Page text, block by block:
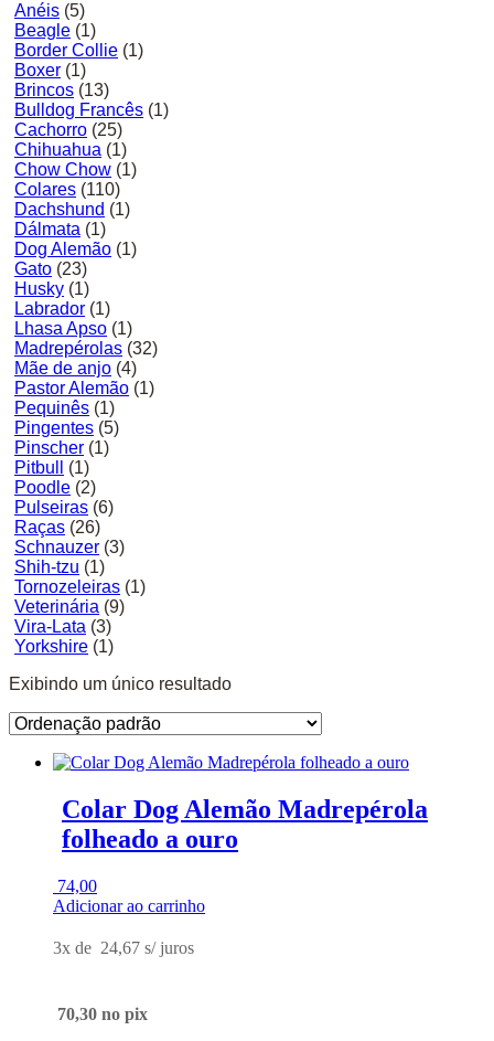
Anéis (5)
Beagle (1)
Border Collie (1)
Boxer (1)
Brincos (13)
Bulldog Francês (1)
Cachorro (25)
Chihuahua (1)
Chow Chow (1)
Colares (110)
Dachshund (1)
Dálmata (1)
Dog Alemão (1)
Gato (23)
Husky (1)
Labrador (1)
Lhasa Apso (1)
Madrepérolas (32)
Mãe de anjo (4)
Pastor Alemão (1)
Pequinês (1)
Pingentes (5)
Pinscher (1)
Pitbull
(1)
Poodle (2)
Pulseiras (6)
Raças (26)
Schnauzer (3)
Shih-tzu (1)
Tornozeleiras (1)
Veterinária (9)
Vira-Lata (3)
Yorkshire (1)
Exibindo um único resultado
Colar Dog Alemão Madrepérola
folheado a ouro
74,00
Adicionar ao carrinho
3x de 24,67 s/ juros
70,30 no pix